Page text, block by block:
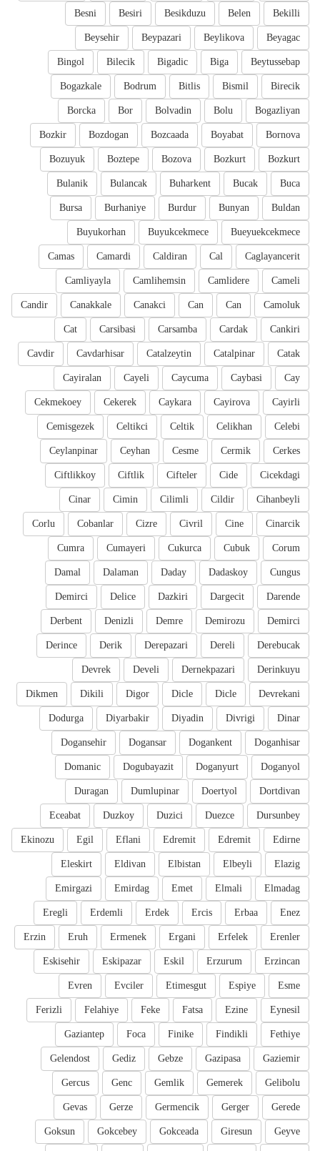
Bekilli
Belen
Besikduzu
Besiri
Besni
Beyagac
Beylikova
Beypazari
Beysehir
Beytussebap
Biga
Bigadic
Bilecik
Bingol
Birecik
Bismil
Bitlis
Bodrum
Bogazkale
Bogazliyan
Bolu
Bolvadin
Bor
Borcka
Bornova
Boyabat
Bozcaada
Bozdogan
Bozkir
Bozkurt
Bozkurt
Bozova
Boztepe
Bozuyuk
Buca
Bucak
Buharkent
Bulancak
Bulanik
Buldan
Bunyan
Burdur
Burhaniye
Bursa
Bueyuekcekmece
Buyukcekmece
Buyukorhan
Caglayancerit
Cal
Caldiran
Camardi
Camas
Cameli
Camlidere
Camlihemsin
Camliyayla
Camoluk
Can
Can
Canakci
Canakkale
Candir
Cankiri
Cardak
Carsamba
Carsibasi
Cat
Catak
Catalpinar
Catalzeytin
Cavdarhisar
Cavdir
Cay
Caybasi
Caycuma
Cayeli
Cayiralan
Cayirli
Cayirova
Caykara
Cekerek
Cekmekoey
Celebi
Celikhan
Celtik
Celtikci
Cemisgezek
Cerkes
Cermik
Cesme
Ceyhan
Ceylanpinar
Cicekdagi
Cide
Cifteler
Ciftlik
Ciftlikkoy
Cihanbeyli
Cildir
Cilimli
Cimin
Cinar
Cinarcik
Cine
Civril
Cizre
Cobanlar
Corlu
Corum
Cubuk
Cukurca
Cumayeri
Cumra
Cungus
Dadaskoy
Daday
Dalaman
Damal
Darende
Dargecit
Dazkiri
Delice
Demirci
Demirci
Demirozu
Demre
Denizli
Derbent
Derebucak
Dereli
Derepazari
Derik
Derince
Derinkuyu
Dernekpazari
Develi
Devrek
Devrekani
Dicle
Dicle
Digor
Dikili
Dikmen
Dinar
Divrigi
Diyadin
Diyarbakir
Dodurga
Doganhisar
Dogankent
Dogansar
Dogansehir
Doganyol
Doganyurt
Dogubayazit
Domanic
Dortdivan
Doertyol
Dumlupinar
Duragan
Dursunbey
Duezce
Duzici
Duzkoy
Eceabat
Edirne
Edremit
Edremit
Eflani
Egil
Ekinozu
Elazig
Elbeyli
Elbistan
Eldivan
Eleskirt
Elmadag
Elmali
Emet
Emirdag
Emirgazi
Enez
Erbaa
Ercis
Erdek
Erdemli
Eregli
Erenler
Erfelek
Ergani
Ermenek
Eruh
Erzin
Erzincan
Erzurum
Eskil
Eskipazar
Eskisehir
Esme
Espiye
Etimesgut
Evciler
Evren
Eynesil
Ezine
Fatsa
Feke
Felahiye
Ferizli
Fethiye
Findikli
Finike
Foca
Gaziantep
Gaziemir
Gazipasa
Gebze
Gediz
Gelendost
Gelibolu
Gemerek
Gemlik
Genc
Gercus
Gerede
Gerger
Germencik
Gerze
Gevas
Geyve
Giresun
Gokceada
Gokcebey
Goksun